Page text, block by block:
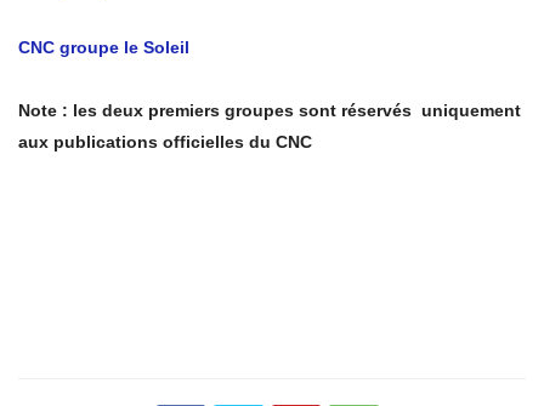
CNC groupe le Soleil
Note : les deux premiers groupes sont réservés uniquement
aux publications officielles du CNC